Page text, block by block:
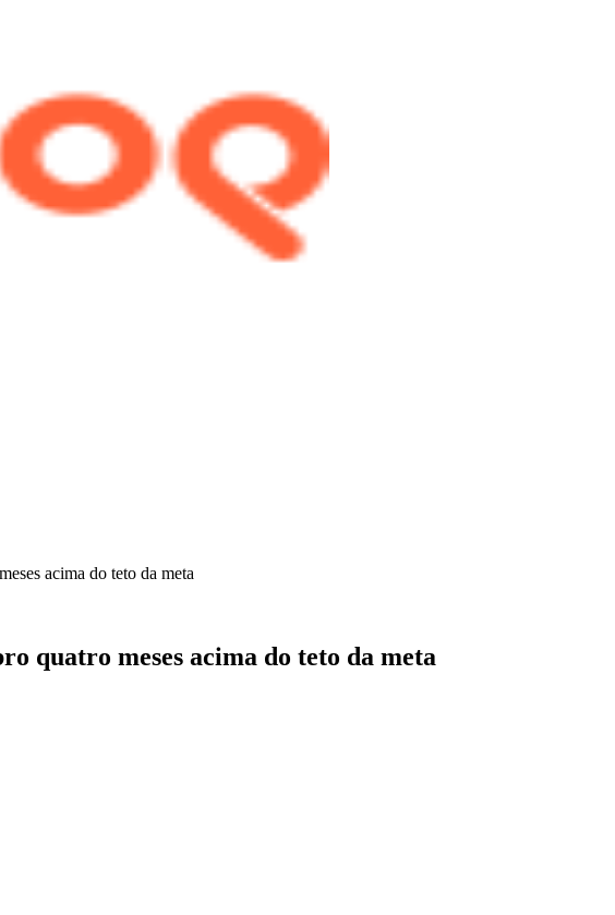
acima do teto da meta
quatro meses acima do teto da meta